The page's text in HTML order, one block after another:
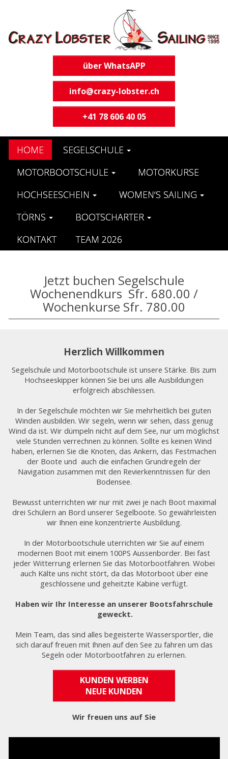
über WhatsAPP
info@crazy-lobster.ch
+41 78 606 40 05
HOME
SEGELSCHULE
MOTORBOOTSCHULE
MOTORKURSE
HOCHSEESCHEIN
WOMEN‘S SAILING
TÖRNS
BOOTSCHARTER
KONTAKT
TEAM 2026
Jetzt buchen Segelschule
Wochenendkurs Sfr. 680.00 /
Wochenkurse Sfr. 780.00
Herzlich Willkommen
Segelschule und Motorbootschule ist unsere Stärke. Bis zum
Hochseeskipper können Sie bei uns alle Ausbildungen
erfolgreich abschliessen.
In der Segelschule möchten wir Sie mehrheitlich bei guten
Winden ausbilden. Wir segeln, wenn wir sehen, dass genug
Wind da ist. Wir dümpeln nicht auf dem See, nur um möglichst
viele Stunden verrechnen zu können. Sollte es keinen Wind
haben, erlernen Sie die Knoten, das Ankern, das Festmachen
der Boote und auch die einfachen Grundregeln der
Navigation zusammen mit den Revierkenntnissen für den
Bodensee.
Bewusst unterrichten wir nur mit zwei je nach Boot maximal
drei Schülern an Bord unserer Segelboote. So gewährleisten
wir Ihnen eine konzentrierte Ausbildung.
In der Motorbootschule uterrichten wir Sie auf einem
modernen Boot mit einem 100PS Aussenborder. Bei fast
jeder Witterrung erlernen Sie das Motorbootfahren. Wobei
auch Kälte uns nicht stört, da das Motorboot über eine
geschlossene und geheitzte Kabine verfügt.
Haben wir Ihr Interesse an unserer Bootsfahrschule
geweckt.
Mein Team, das sind alles begeisterte Wassersportler, die
sich darauf freuen mit Ihnen auf den See zu fahren um das
Segeln oder Motorbootfahren zu erlernen.
KUNDEN WERBEN
NEUE KUNDEN
Wir freuen uns auf Sie